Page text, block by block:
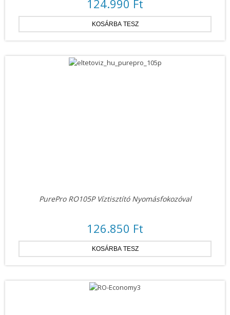
124.990 Ft
PurePro RO105P Víztisztító Nyomásfokozóval
126.850 Ft